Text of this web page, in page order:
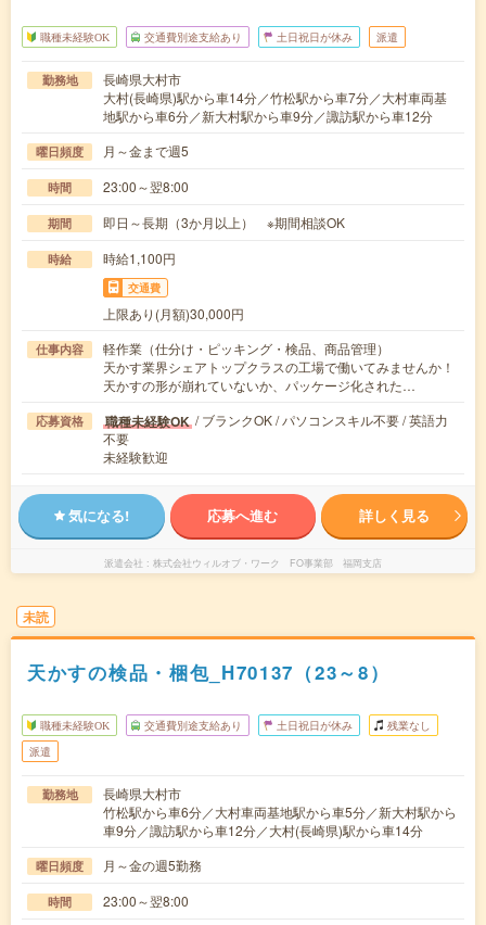
職種未経験OK 交通費別途支給あり 土日祝日が休み 派遣
勤務地
長崎県大村市
大村(長崎県)駅から車14分／竹松駅から車7分／大村車両基
地駅から車6分／新大村駅から車9分／諏訪駅から車12分
曜日頻度 月～金まで週5
時間 23:00～翌8:00
期間 即日～長期（3か月以上） ※期間相談OK
時給 時給1,100円
交通費
上限あり(月額)30,000円
仕事内容
軽作業（仕分け・ピッキング・検品、商品管理）
天かす業界シェアトップクラスの工場で働いてみませんか！
天かすの形が崩れていないか、パッケージ化された…
応募資格 職種未経験OK / ブランクOK / パソコンスキル不要 / 英語力
不要
未経験歓迎
気になる! 応募へ進む 詳しく見る
派遣会社 株式会社ウィルオブ・ワーク FO事業部 福岡支店
未読
天かすの検品・梱包_H70137（23～8）
職種未経験OK 交通費別途支給あり 土日祝日が休み 残業なし
派遣
勤務地
長崎県大村市
竹松駅から車6分／大村車両基地駅から車5分／新大村駅から
車9分／諏訪駅から車12分／大村(長崎県)駅から車14分
曜日頻度 月～金の週5勤務
時間 23:00～翌8:00